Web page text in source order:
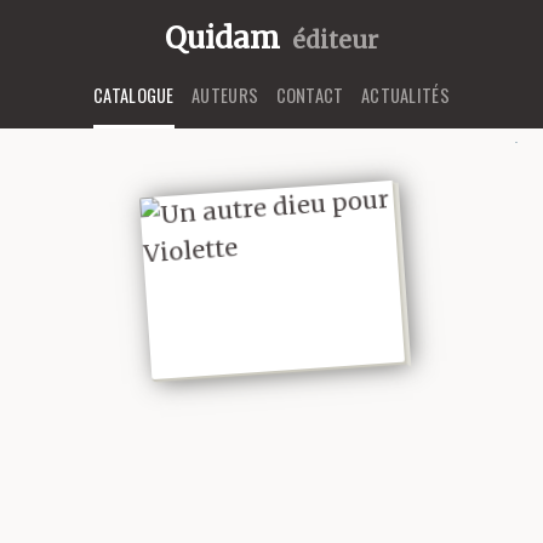
Quidam éditeur
CATALOGUE AUTEURS CONTACT ACTUALITÉS